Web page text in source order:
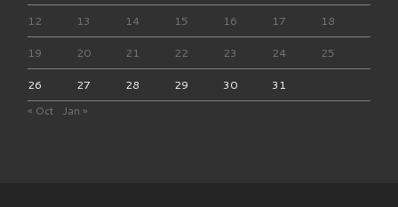
12
13 14 15 16 17
18
19
20 21 22 23 24
25
26
27 28 29 30
31
« Oct
Jan »